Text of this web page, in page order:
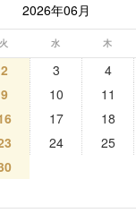
2026年06月
火 水 木
2 3 4
9 10 11
17 18
24 25